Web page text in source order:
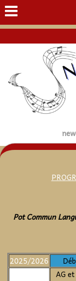
Pot Commun
2025/2026
AG